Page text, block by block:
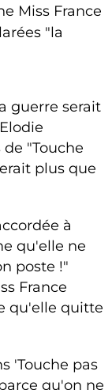
Miss France
"la
guerre serait
"Touche
plus que
à
qu'elle ne
poste !"
France
qu'elle quitte
'Touche pas
qu'on ne